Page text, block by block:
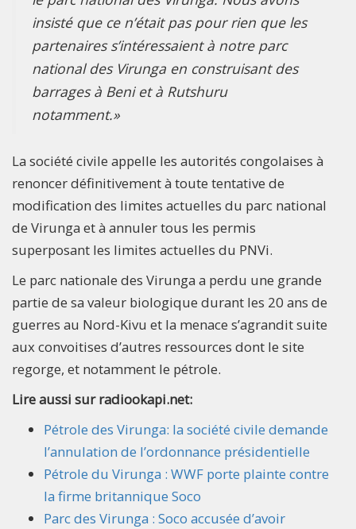
insisté que ce n’était pas pour rien que les
partenaires s’intéressaient à notre parc
national des Virunga en construisant des
barrages à Beni et à Rutshuru
notamment.»
La société civile appelle les autorités congolaises à
renoncer définitivement à toute tentative de
modification des limites actuelles du parc national
de Virunga et à annuler tous les permis
superposant les limites actuelles du PNVi.
Le parc nationale des Virunga a perdu une grande
partie de sa valeur biologique durant les 20 ans de
guerres au Nord-Kivu et la menace s’agrandit suite
aux convoitises d’autres ressources dont le site
regorge, et notamment le pétrole. ​
Lire aussi sur radiookapi.net:
Pétrole des Virunga: la société civile demande
l’annulation de l’ordonnance présidentielle
Pétrole du Virunga : WWF porte plainte contre
la firme britannique Soco
Parc des Virunga : Soco accusée d’avoir